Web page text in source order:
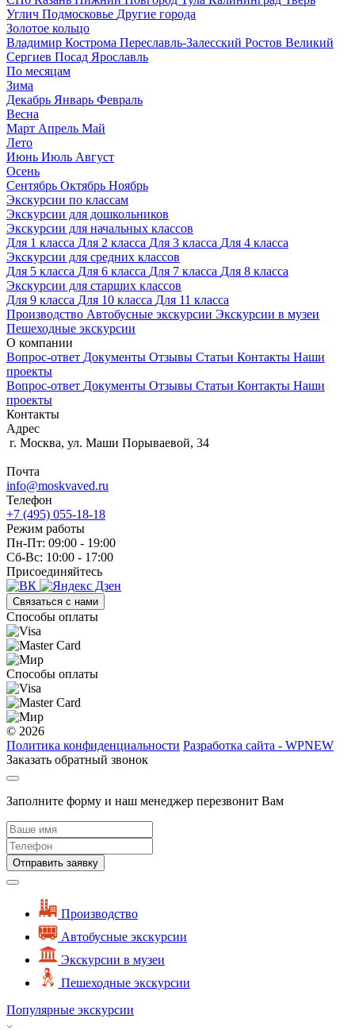
Углич Подмосковье Другие города
Золотое кольцо
Владимир Кострома Переславль-Залесский Ростов Великий
Сергиев Посад Ярославль
По месяцам
Зима
Декабрь Январь Февраль
Весна
Март Апрель Май
Лето
Июнь Июль Август
Осень
Сентябрь Октябрь Ноябрь
Экскурсии по классам
Экскурсии для дошкольников
Экскурсии для начальных классов
Для 1 класса Для 2 класса Для 3 класса Для 4 класса
Экскурсии для средних классов
Для 5 класса Для 6 класса Для 7 класса Для 8 класса
Экскурсии для старших классов
Для 9 класса Для 10 класса Для 11 класса
Производство Автобусные экскурсии Экскурсии в музеи
Пешеходные экскурсии
О компании
Вопрос-ответ Документы Отзывы Статьи Контакты Наши
проекты
Вопрос-ответ Документы Отзывы Статьи Контакты Наши
проекты
Контакты
Адрес
г. Москва, ул. Маши Порываевой, 34
Почта
info@moskvaved.ru
Телефон
+7 (495) 055-18-18
Режим работы
Пн-Пт: 09:00 - 19:00
Сб-Вс: 10:00 - 17:00
Присоединяйтесь
Связаться с нами
Способы оплаты
Способы оплаты
© 2026
Политика конфиденциальности Разработка сайта - WPNEW
Заказать обратный звонок
Заполните форму и наш менеджер перезвонит Вам
Отправить заявку
Производство
Автобусные экскурсии
Экскурсии в музеи
Пешеходные экскурсии
Популярные экскурсии